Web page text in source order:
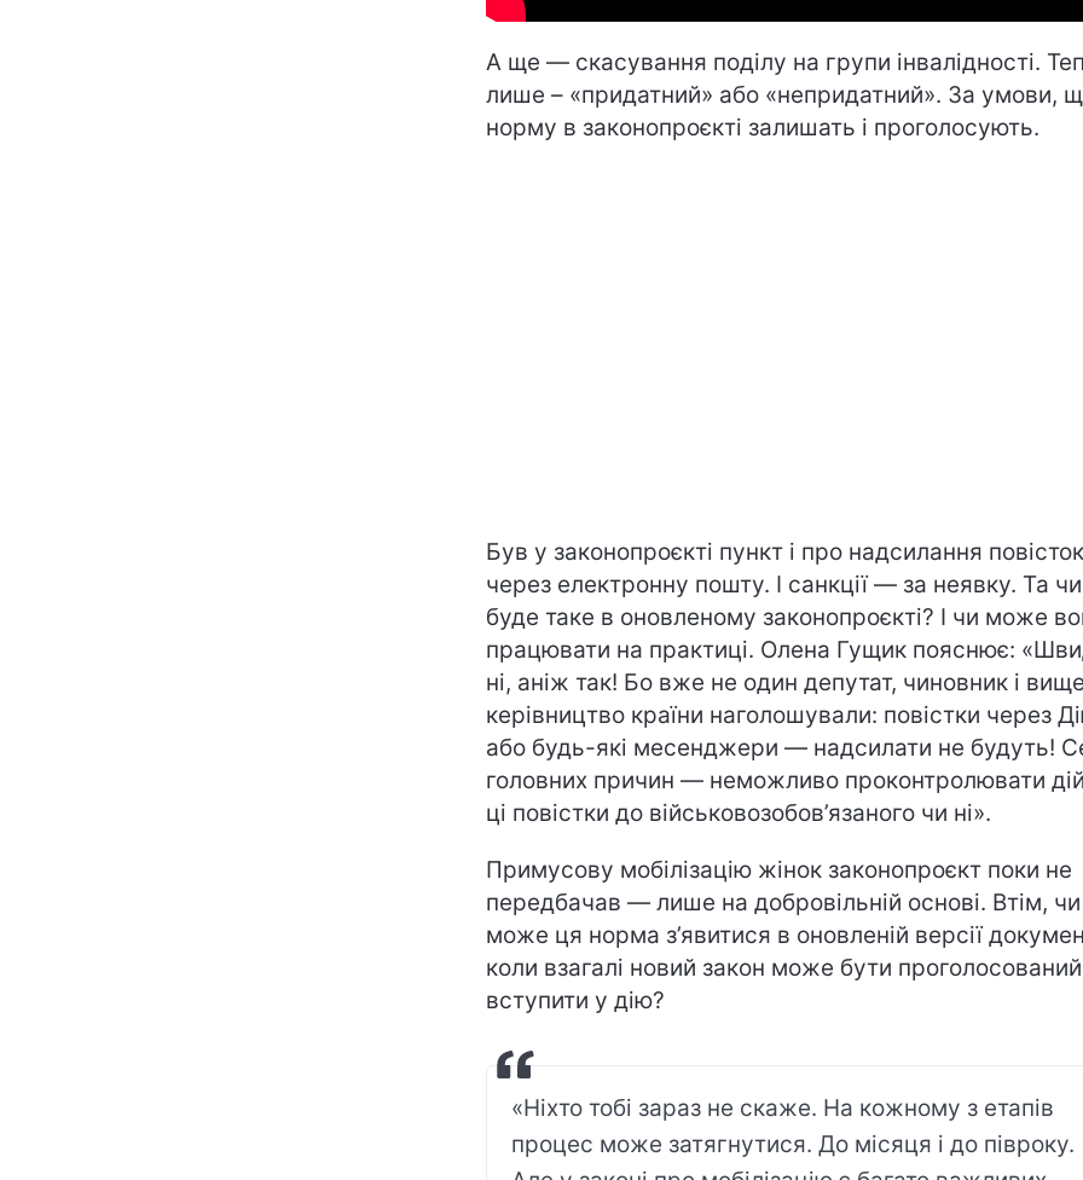
А ще — скасування поділу на групи інвалідності.
лише – «придатний» або «непридатний». За умови,
норму в законопроєкті залишать і проголосують.
Був у законопроєкті пункт і про надсилання повісток
через електронну пошту. І санкції — за неявку. Та чи
буде таке в оновленому законопроєкті? І чи може
працювати на практиці. Олена Гущик пояснює:
ні, аніж так! Бо вже не один депутат, чиновник і вище
керівництво країни наголошували: повістки через
або будь-які месенджери — надсилати не будуть!
головних причин — неможливо проконтролювати
ці повістки до військовозобов’язаного чи ні».
Примусову мобілізацію жінок законопроєкт поки не
передбачав — лише на добровільній основі. Втім, чи
може ця норма з’явитися в оновленій версії
коли взагалі новий закон може бути
вступити у дію?
«Ніхто тобі зараз не скаже. На кожному з етапів
процес може затягнутися. До місяця і до півроку.